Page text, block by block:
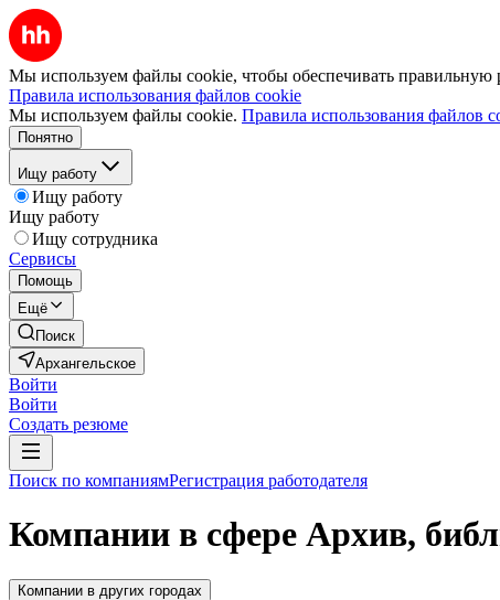
Мы используем файлы cookie, чтобы обеспечивать правильную
Правила использования файлов cookie
Мы используем файлы cookie. Правила использования файлов
Понятно
Ищу работу
Ищу работу
Ищу работу
Ищу сотрудника
Сервисы
Помощь
Ещё
Поиск
Архангельское
Войти
Войти
Создать резюме
Поиск по компаниямРегистрация работодателя
Компании в сфере Архив,
Компании в других городах